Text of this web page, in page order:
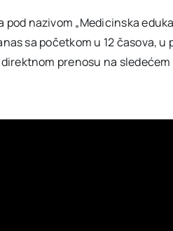
nazivom „Medicinska
sa početkom u 12 časova, u
prenosu na